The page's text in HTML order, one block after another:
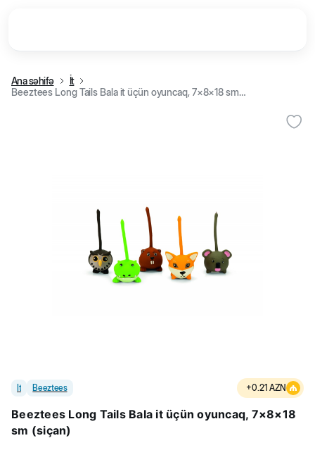
Ana səhifə
İt
Beeztees Long Tails Bala it üçün oyuncaq, 7×8×18 sm (siçan)
İt Beeztees +0.21 AZN
Beeztees Long Tails Bala it üçün oyuncaq, 7×8×18
sm (siçan)